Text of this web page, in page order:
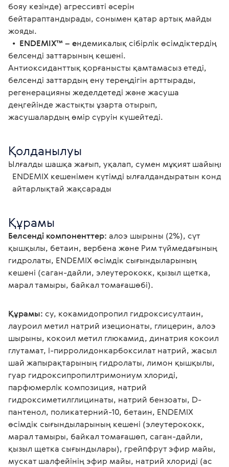
бояу кезінде) агрессивті әсерін
бейтараптандырады, сонымен қатар артық майды
жояды.
• ENDEMIX™ – ендемикалық сібірлік өсімдіктердің
белсенді заттарының кешені.
Антиоксиданттық қорғанысты қамтамасыз етеді,
белсенді заттардың ену тереңдігін арттырады,
регенерацияны жеделдетеді және жасуша
деңгейінде жастықты ұзарта отырып,
жасушалардың өмір сүруін күшейтеді.
Қолданылуы
Ылғалды шашқа жағып, уқалап, сумен мұқият шайыңыз.
  айтарлықтай жақсарады
Құрамы
Белсенді компоненттер: алоэ шырыны (2%), сүт
қышқылы, бетаин, вербена және Рим түймедағының
гидролаты, ENDEMIX өсімдік сығындыларының
кешені (саган-дайли, элеутерококк, қызыл щетка,
марал тамыры, байкал томағашөбі).
Құрамы: су, кокамидопропил гидроксисултаин,
лауроил метил натрий изеционаты, глицерин, алоэ
шырыны, кокоил метил глюкамид, динатрия кокоил
глутамат, l-пирролидонкарбоксилат натрий, жасыл
шай жапырақтарының гидролаты, лимон қышқылы,
гуар гидроксипропилтримониум хлориді,
парфюмерлік композиция, натрий
гидроксиметилглицинаты, натрий бензоаты, D-
пантенол, поликатерний-10, бетаин, ENDEMIX
өсімдік сығындыларының кешені (элеутерококк,
марал тамыры, байкал томағашөп, саган-дайли,
қызыл щетка сығындылары), грейпфрут эфир майы,
мускат шалфейінің эфир майы, натрий хлориді (ас